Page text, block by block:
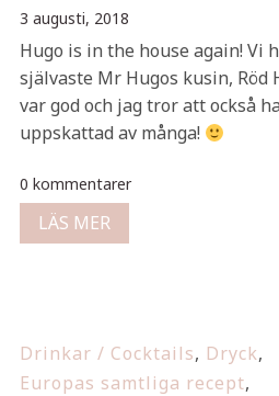
3 augusti, 2018
Hugo is in the house again! Vi
självaste Mr Hugos kusin, Röd
var god och jag tror att också
uppskattad av många!
0 kommentarer
LÄS MER
Drinkar / Cocktails, Dryck,
Europas samtliga recept,